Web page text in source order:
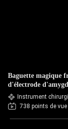
Baguette magique
d'électrode
Instrument
738 points de vue